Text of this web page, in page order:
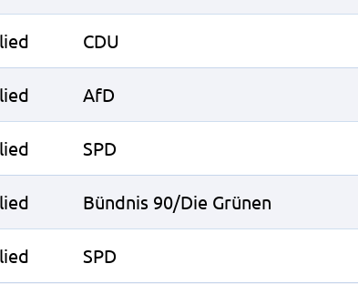
CDU
AfD
SPD
Bündnis 90/Die Grünen
SPD